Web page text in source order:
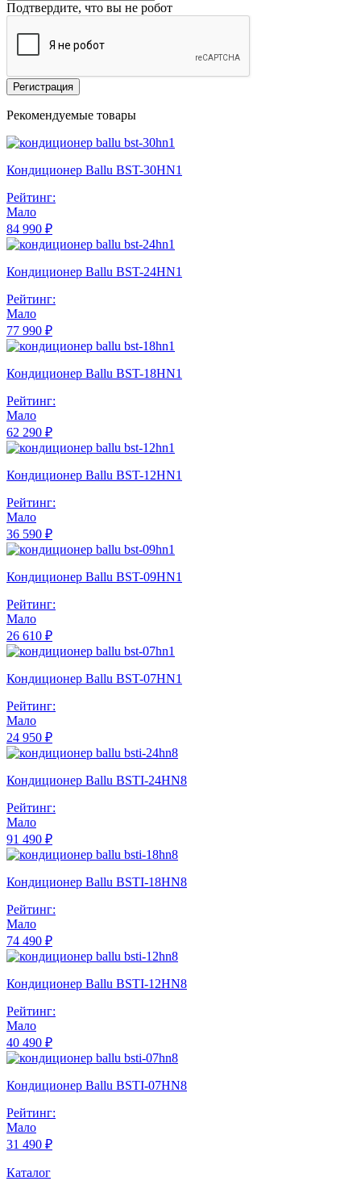
Подтвердите, что вы не робот
Регистрация
Рекомендуемые товары
Кондиционер Ballu BST-30HN1
Рейтинг:
Мало
84 990 ₽
Кондиционер Ballu BST-24HN1
Рейтинг:
Мало
77 990 ₽
Кондиционер Ballu BST-18HN1
Рейтинг:
Мало
62 290 ₽
Кондиционер Ballu BST-12HN1
Рейтинг:
Мало
36 590 ₽
Кондиционер Ballu BST-09HN1
Рейтинг:
Мало
26 610 ₽
Кондиционер Ballu BST-07HN1
Рейтинг:
Мало
24 950 ₽
Кондиционер Ballu BSTI-24HN8
Рейтинг:
Мало
91 490 ₽
Кондиционер Ballu BSTI-18HN8
Рейтинг:
Мало
74 490 ₽
Кондиционер Ballu BSTI-12HN8
Рейтинг:
Мало
40 490 ₽
Кондиционер Ballu BSTI-07HN8
Рейтинг:
Мало
31 490 ₽
Каталог